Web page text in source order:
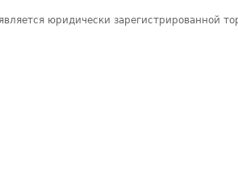
юридически зарегистрированной